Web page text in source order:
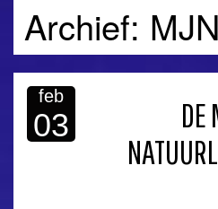
Archief: MJN
feb
03
DE